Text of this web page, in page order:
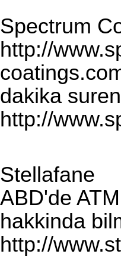
Spectrum
http://
dakika
http://
Stellafane
ABD'de
hakkinda
http://